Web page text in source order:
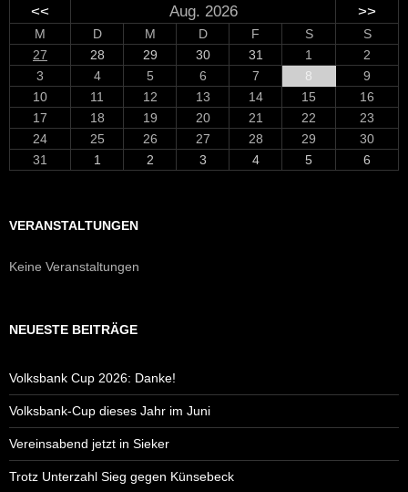
<< Aug. 2026 >>
M D M D F S
S
27
28 29 30 31 1
2
3
4 5 6 7 8
9
10
11 12 13 14 15
16
17
18 19 20 21 22
23
24
25 26 27 28 29
30
31
1 2 3 4 5 6
VERANSTALTUNGEN
Keine Veranstaltungen
NEUESTE BEITRÄGE
Volksbank Cup 2026: Danke!
Volksbank-Cup dieses Jahr im Juni
Vereinsabend jetzt in Sieker
Trotz Unterzahl Sieg gegen Künsebeck